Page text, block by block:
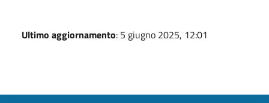
Ultimo aggiornamento: 5 giugno 2025, 12:01